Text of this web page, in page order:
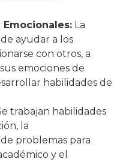
La
ayudar a los
con otros, a
emociones de
habilidades de
trabajan habilidades
la
problemas para
y el